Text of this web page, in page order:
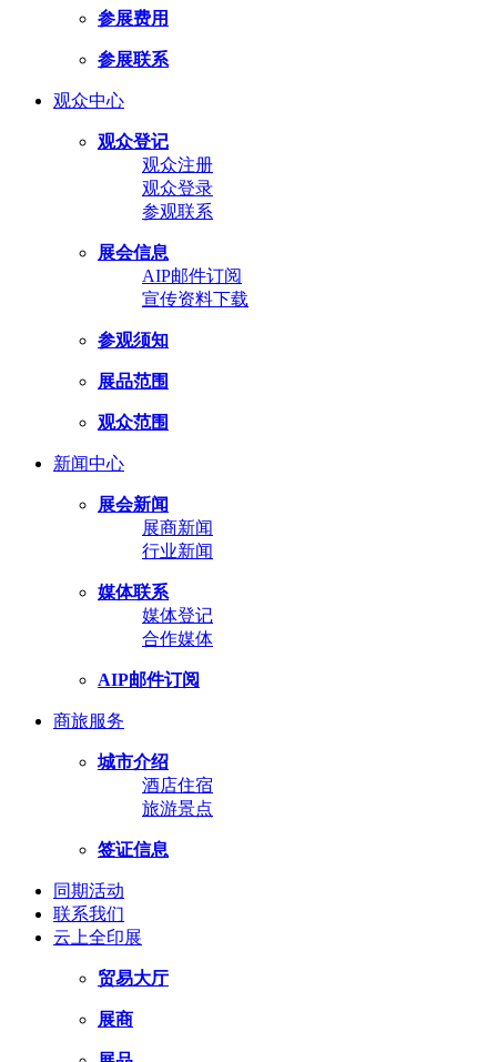
参展费用
参展联系
观众中心
观众登记
观众注册
观众登录
参观联系
展会信息
AIP邮件订阅
宣传资料下载
参观须知
展品范围
观众范围
新闻中心
展会新闻
展商新闻
行业新闻
媒体联系
媒体登记
合作媒体
AIP邮件订阅
商旅服务
城市介绍
酒店住宿
旅游景点
签证信息
同期活动
联系我们
云上全印展
贸易大厅
展商